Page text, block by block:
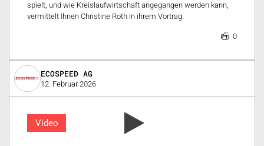
spielt, und wie Kreislaufwirtschaft angegangen werden kann,
vermittelt Ihnen Christine Roth in ihrem Vortrag.
0
ECOSPEED AG
12. Februar 2026
Video